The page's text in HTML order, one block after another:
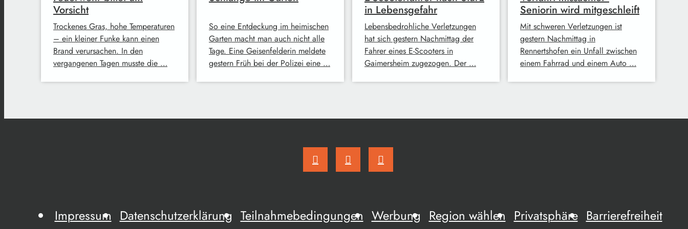
Vorsicht
Trockenes Gras, hohe Temperaturen
– ein kleiner Funke kann einen
Brand verursachen. In den
vergangenen Tagen musste die …
So eine Entdeckung im heimischen
Garten macht man auch nicht alle
Tage. Eine Geisenfelderin meldete
gestern Früh bei der Polizei eine …
in Lebensgefahr
Lebensbedrohliche Verletzungen
hat sich gestern Nachmittag der
Fahrer eines E-Scooters in
Gaimersheim zugezogen. Der …
Seniorin wird mitgeschleift
Mit schweren Verletzungen ist
gestern Nachmittag in
Rennertshofen ein Unfall zwischen
einem Fahrrad und einem Auto …
Impressum Datenschutzerklärung Teilnahmebedingungen Werbung Region wählen Privatsphäre Barrierefreiheit